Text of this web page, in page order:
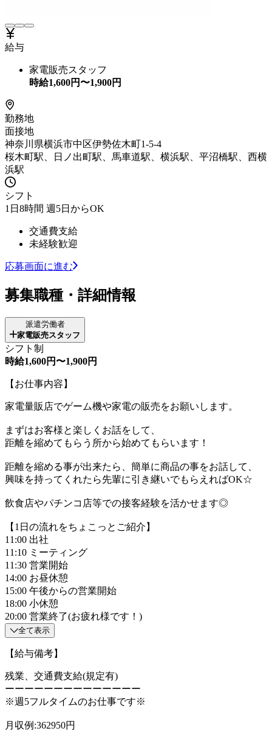
給与
家電販売スタッフ
時給1,600円〜1,900円
勤務地
面接地
神奈川県横浜市中区伊勢佐木町1-5-4
桜木町駅、日ノ出町駅、馬車道駅、横浜駅、平沼橋駅、西横
浜駅
シフト
1日8時間 週5日からOK
交通費支給
未経験歓迎
応募画面に進む
募集職種・詳細情報
派遣労働者
家電販売スタッフ
シフト制
時給1,600円〜1,900円
【お仕事内容】
家電量販店でゲーム機や家電の販売をお願いします。
まずはお客様と楽しくお話をして、
距離を縮めてもらう所から始めてもらいます！
距離を縮める事が出来たら、簡単に商品の事をお話して、
興味を持ってくれたら先輩に引き継いでもらえればOK☆
飲食店やパチンコ店等での接客経験を活かせます◎
【1日の流れをちょこっとご紹介】
11:00 出社
11:10 ミーティング
11:30 営業開始
14:00 お昼休憩
15:00 午後からの営業開始
18:00 小休憩
20:00 営業終了(お疲れ様です！)
全て表示
【給与備考】
残業、交通費支給(規定有)
ーーーーーーーーーーーーーー
※週5フルタイムのお仕事です※
月収例:362950円